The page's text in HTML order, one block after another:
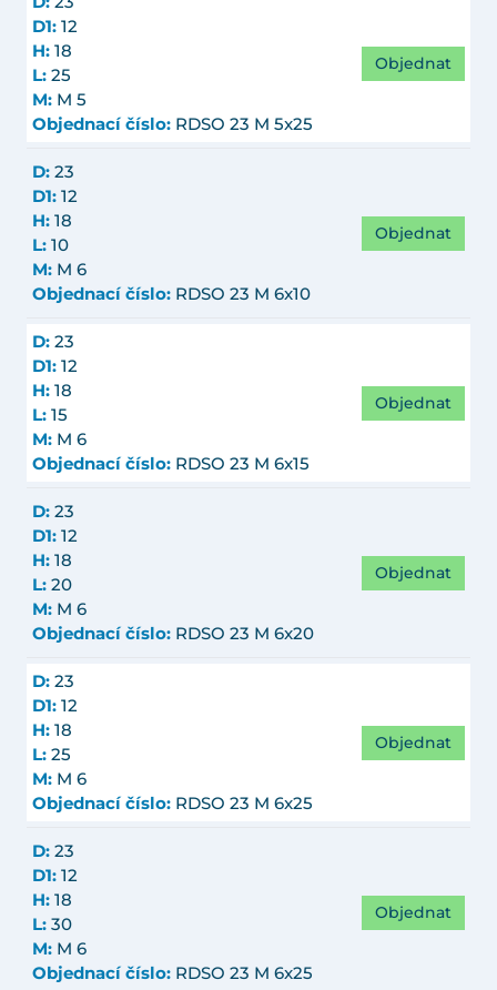
D1: 12
H: 18
L: 25
M: M 5
Objednací číslo: RDSO 23 M 5x25
Objednat
D: 23
D1: 12
H: 18
L: 10
M: M 6
Objednací číslo: RDSO 23 M 6x10
Objednat
D: 23
D1: 12
H: 18
L: 15
M: M 6
Objednací číslo: RDSO 23 M 6x15
Objednat
D: 23
D1: 12
H: 18
L: 20
M: M 6
Objednací číslo: RDSO 23 M 6x20
Objednat
D: 23
D1: 12
H: 18
L: 25
M: M 6
Objednací číslo: RDSO 23 M 6x25
Objednat
D: 23
D1: 12
H: 18
L: 30
M: M 6
Objednací číslo: RDSO 23 M 6x25
Objednat